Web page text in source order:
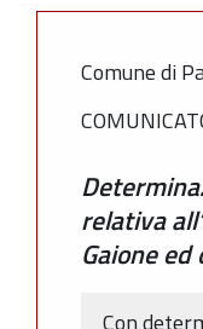
Comune di
relativa
Gaione
Con